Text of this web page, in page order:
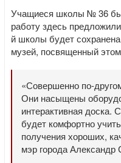
Учащиеся школы № 36
работу здесь
й школы будет
музей, посвященный
«Совершенно по-
Они насыщены
интерактивная доска.
будет комфортно
получения хороших,
мэр города Александр